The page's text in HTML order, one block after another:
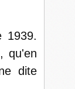
1939.
qu'en
dite